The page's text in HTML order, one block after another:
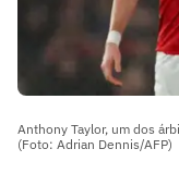
Anthony Taylor, um dos
(Foto: Adrian Dennis/AFP)